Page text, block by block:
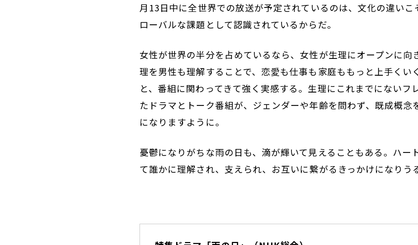
月13日中に全世界での放送が予定されているのは、文化の違い
ローバルな課題として認識されているからだ。
女性が世界の半分を占めているなら、女性が生理にオープンに向
理を男性も理解することで、恋愛も仕事も家庭ももっと上手くい
と、番組に関わってきて強く実感する。生理にこれまでにないフ
たドラマとトーク番組が、ジェンダーや年齢を問わず、既成概念
になりますように。
憂鬱になりがちな雨の日も、滴が輝いて見えることもある。ハー
て誰かに理解され、支えられ、お互いに繋がるきっかけになりう